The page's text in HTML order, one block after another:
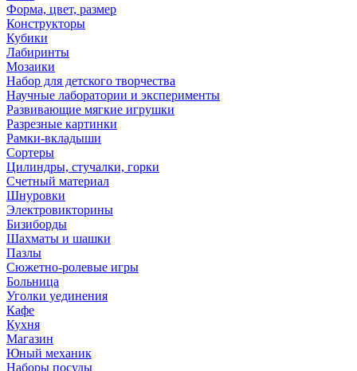
Форма, цвет, размер
Конструкторы
Кубики
Лабиринты
Мозаики
Набор для детского творчества
Научные лаборатории и эксперименты
Развивающие мягкие игрушки
Разрезные картинки
Рамки-вкладыши
Сортеры
Цилиндры, стучалки, горки
Счетный материал
Шнуровки
Электровикторины
Бизиборды
Шахматы и шашки
Пазлы
Сюжетно-ролевые игры
Больница
Уголки уединения
Кафе
Кухня
Магазин
Юный механик
Наборы посуды